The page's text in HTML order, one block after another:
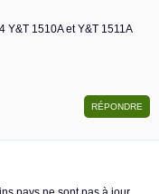
Y&T 1510A et Y&T 1511A